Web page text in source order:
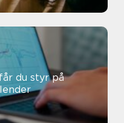
du styr på